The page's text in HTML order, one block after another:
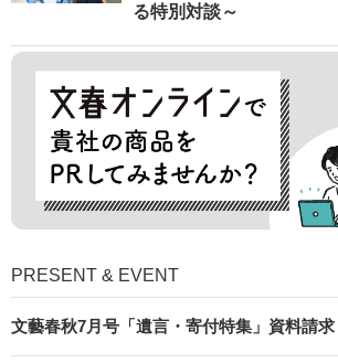
る特別対談～
PRESENT & EVENT
文藝春秋7月号「遺言・寄付特集」資料請求